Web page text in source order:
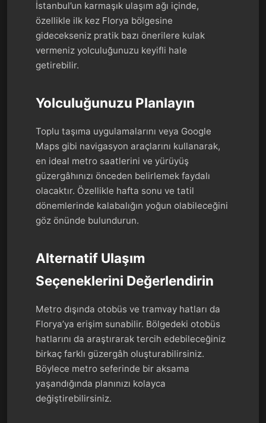
İstanbul’un karmaşık ulaşım ağı içinde,
özellikle ilk kez Florya bölgesine
gidecekseniz pratik bazı önerilere kulak
vermeniz yolculuğunuzu keyifli hale
getirebilir.
Yolculuğunuzu Planlayın
Toplu taşıma uygulamalarını veya Google
Maps gibi navigasyon araçlarını kullanarak,
en ideal metro saatlerini ve yürüyüş
güzergâhınızı önceden belirlemek faydalı
olacaktır. Özellikle hafta sonu ve tatil
dönemlerinde kalabalığın yoğun olabileceğini
göz önünde bulundurun.
Alternatif Ulaşım
Seçeneklerini Değerlendirin
Metro dışında otobüs ve tramvay hatları da
Florya’ya erişim sunabilir. Bölgedeki otobüs
hatlarını da araştırarak tercih edebileceğiniz
birkaç farklı güzergâh oluşturabilirsiniz.
Böylece metro seferinde bir aksama
yaşandığında planınızı kolayca
değiştirebilirsiniz.